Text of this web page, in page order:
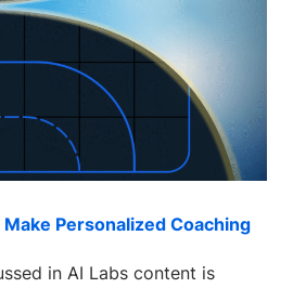
Personalized Coaching
in AI Labs content is